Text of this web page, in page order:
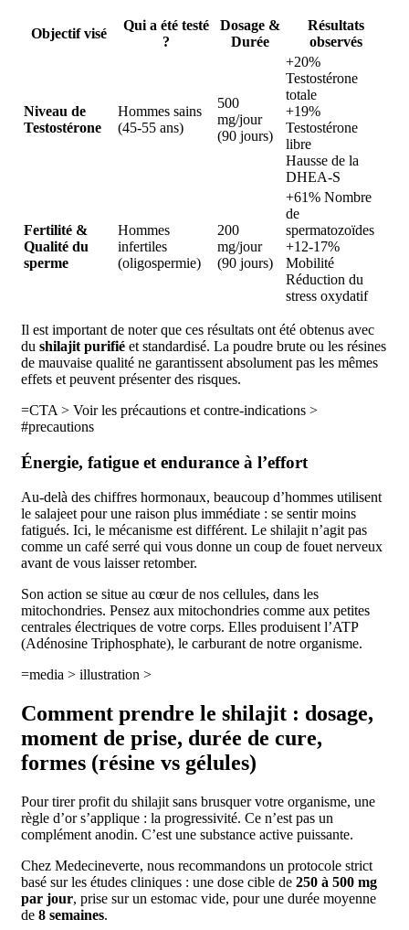
Objectif visé
Qui a été testé
?
Dosage &
Durée
Résultats
observés
Niveau de
Testostérone
Hommes sains
(45-55 ans)
500
mg/jour
(90 jours)
+20%
Testostérone
totale
+19%
Testostérone
libre
Hausse de la
DHEA-S
Fertilité &
Qualité du
sperme
Hommes
infertiles
(oligospermie)
200
mg/jour
(90 jours)
+61% Nombre
de
spermatozoïdes
+12-17%
Mobilité
Réduction du
stress oxydatif
Il est important de noter que ces résultats ont été obtenus avec
du shilajit purifié et standardisé. La poudre brute ou les résines
de mauvaise qualité ne garantissent absolument pas les mêmes
effets et peuvent présenter des risques.
=CTA > Voir les précautions et contre-indications >
#precautions
Énergie, fatigue et endurance à l’effort
Au-delà des chiffres hormonaux, beaucoup d’hommes utilisent
le salajeet pour une raison plus immédiate : se sentir moins
fatigués. Ici, le mécanisme est différent. Le shilajit n’agit pas
comme un café serré qui vous donne un coup de fouet nerveux
avant de vous laisser retomber.
Son action se situe au cœur de nos cellules, dans les
mitochondries. Pensez aux mitochondries comme aux petites
centrales électriques de votre corps. Elles produisent l’ATP
(Adénosine Triphosphate), le carburant de notre organisme.
=media > illustration >
Comment prendre le shilajit : dosage,
moment de prise, durée de cure,
formes (résine vs gélules)
Pour tirer profit du shilajit sans brusquer votre organisme, une
règle d’or s’applique : la progressivité. Ce n’est pas un
complément anodin. C’est une substance active puissante.
Chez Medecineverte, nous recommandons un protocole strict
basé sur les études cliniques : une dose cible de 250 à 500 mg
par jour, prise sur un estomac vide, pour une durée moyenne
de 8 semaines.